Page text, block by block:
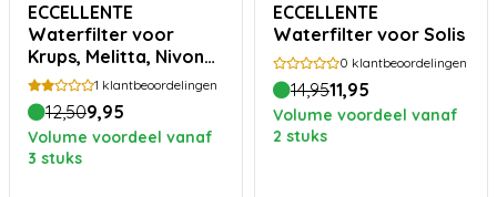
ECCELLENTE
Waterfilter voor
Krups, Melitta, Nivona
en WMF Perfection
1 klantbeoordelingen
12,509,95
Volume voordeel vanaf
3 stuks
ECCELLENTE
Waterfilter voor Solis
0 klantbeoordelingen
14,9511,95
Volume voordeel vanaf
2 stuks